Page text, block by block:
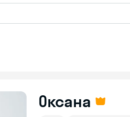
Оксана